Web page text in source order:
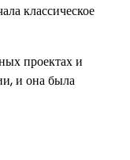
классическое
проектах и
и она была